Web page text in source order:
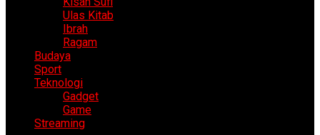
Ulas Kitab
Ibrah
Ragam
Budaya
Sport
Teknologi
Gadget
Game
Streaming